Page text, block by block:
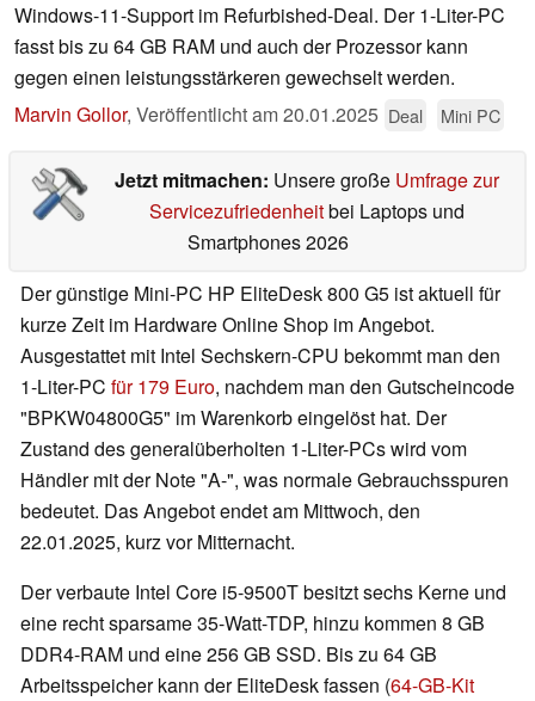
Windows-11-Support im Refurbished-Deal. Der 1-Liter-PC
fasst bis zu 64 GB RAM und auch der Prozessor kann
gegen einen leistungsstärkeren gewechselt werden.
Marvin Gollor, Veröffentlicht am20.01.2025 Deal Mini PC
Jetzt mitmachen: Unsere große Umfrage zur
Servicezufriedenheitbei Laptops und
Smartphones 2026
Der günstige Mini-PC HP EliteDesk 800 G5 ist aktuell für
kurze Zeit im Hardware Online Shop im Angebot.
Ausgestattet mit Intel Sechskern-CPU bekommt man den
1-Liter-PC für 179 Euro, nachdem man den Gutscheincode
"BPKW04800G5" im Warenkorb eingelöst hat. Der
Zustand des generalüberholten 1-Liter-PCs wird vom
Händler mit der Note "A-", was normale Gebrauchsspuren
bedeutet. Das Angebot endet am Mittwoch, den
22.01.2025, kurz vor Mitternacht.
Der verbaute Intel Core i5-9500T besitzt sechs Kerne und
eine recht sparsame 35-Watt-TDP, hinzu kommen 8 GB
DDR4-RAM und eine 256 GB SSD. Bis zu 64 GB
Arbeitsspeicher kann der EliteDesk fassen (64-GB-Kit